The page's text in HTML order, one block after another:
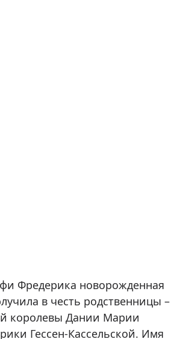
Фредерика новорожденная
в честь родственницы –
королевы Дании Марии
Гессен-Кассельской. Имя